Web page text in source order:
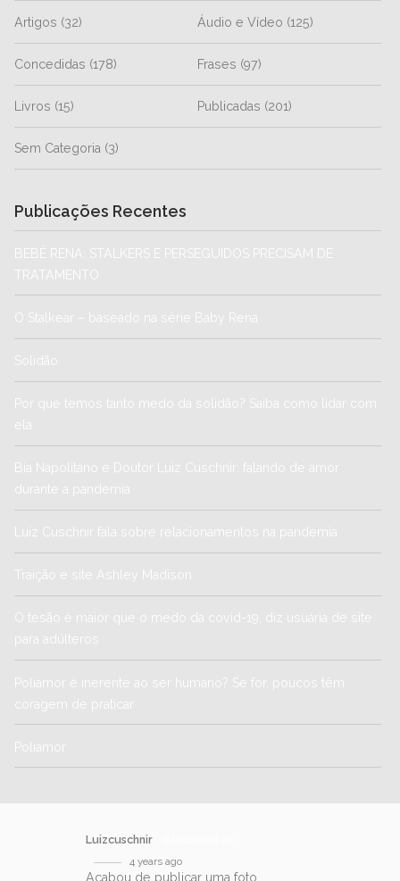
Artigos (32) Áudio e Vídeo (125)
Concedidas (178) Frases (97)
Livros (15) Publicadas (201)
Sem Categoria (3)
Publicações Recentes
BEBÊ RENA: STALKERS E PERSEGUIDOS PRECISAM DE
TRATAMENTO
O Stalkear – baseado na série Baby Rena
Solidão
Por que temos tanto medo da solidão? Saiba como lidar com
ela
Bia Napolitano e Doutor Luiz Cuschnir: falando de amor
durante a pandemia
Luiz Cuschnir fala sobre relacionamentos na pandemia
Traição e site Ashley Madison
O tesão é maior que o medo da covid-19, diz usuária de site
para adúlteros
Poliamor é inerente ao ser humano? Se for, poucos têm
coragem de praticar
Poliamor
Luizcuschnir
4 years ago
Acabou de publicar uma foto